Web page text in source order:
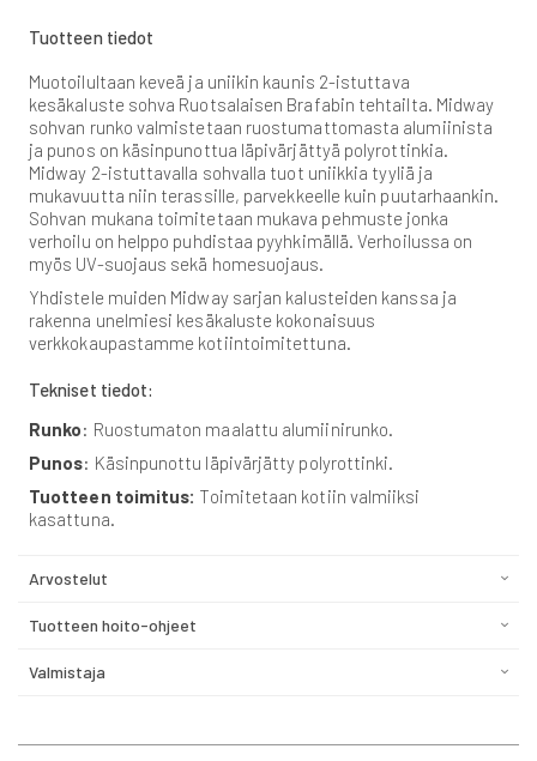
Tuotteen tiedot
Muotoilultaan keveä ja uniikin kaunis 2-istuttava
kesäkaluste sohva Ruotsalaisen Brafabin tehtailta. Midway
sohvan runko valmistetaan ruostumattomasta alumiinista
ja punos on käsinpunottua läpivärjättyä polyrottinkia.
Midway 2-istuttavalla sohvalla tuot uniikkia tyyliä ja
mukavuutta niin terassille, parvekkeelle kuin puutarhaankin.
Sohvan mukana toimitetaan mukava pehmuste jonka
verhoilu on helppo puhdistaa pyyhkimällä. Verhoilussa on
myös UV-suojaus sekä homesuojaus.
Yhdistele muiden Midway sarjan kalusteiden kanssa ja
rakenna unelmiesi kesäkaluste kokonaisuus
verkkokaupastamme kotiintoimitettuna.
Tekniset tiedot:
Runko: Ruostumaton maalattu alumiinirunko.
Punos: Käsinpunottu läpivärjätty polyrottinki.
Tuotteen toimitus: Toimitetaan kotiin valmiiksi
kasattuna.
Arvostelut
Tuotteen hoito-ohjeet
Valmistaja